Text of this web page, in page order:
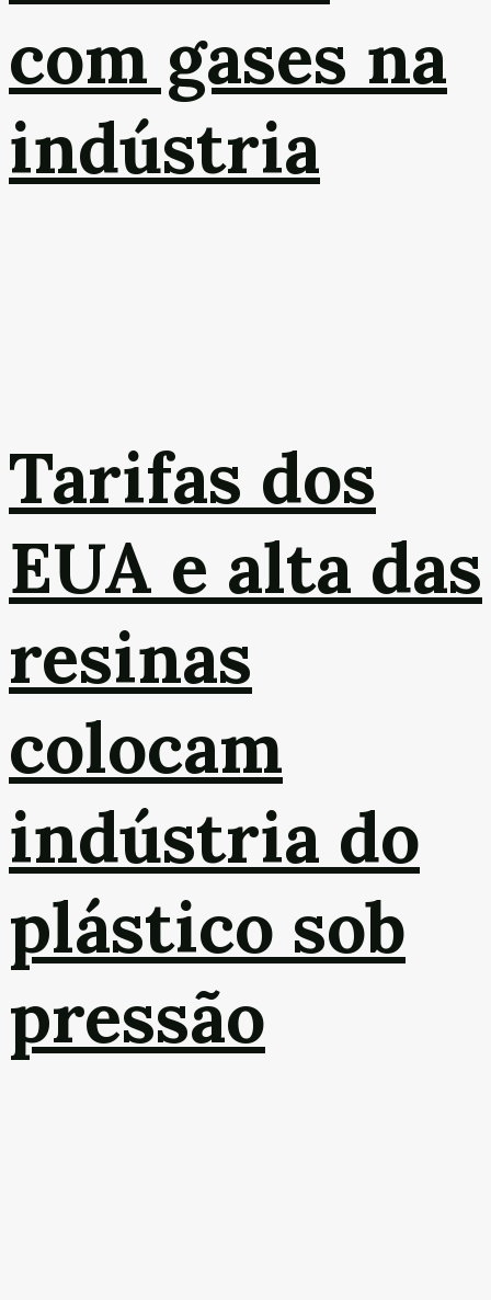
com gases na
indústria
Tarifas dos
EUA e alta das
resinas
colocam
indústria do
plástico sob
pressão